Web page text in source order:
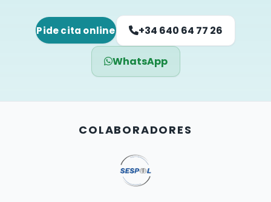
Pide cita online +34 640 64 77 26
WhatsApp
COLABORADORES